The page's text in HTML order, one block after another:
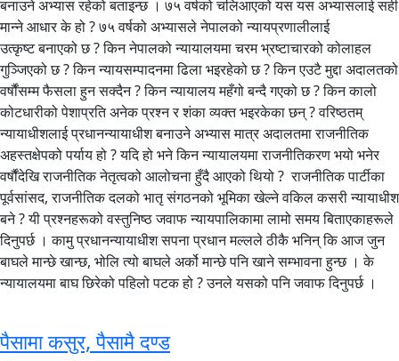
बनाउने अभ्यास रहेको बताइन्छ । ७५ वर्षको चलिआएको यस यस अभ्यासलाई सही
मान्ने आधार के हो ? ७५ वर्षको अभ्यासले नेपालको न्यायप्रणालीलाई
उत्कृष्ट बनाएको छ ? किन नेपालको न्यायालयमा चरम भ्रष्टाचारको कोलाहल
गुञ्जिएको छ ? किन न्यायसम्पादनमा ढिला भइरहेको छ ? किन एउटै मुद्दा अदालतको
वर्षौंसम्म फैसला हुन सक्दैन ? किन न्यायालय महँगो बन्दै गएको छ ? किन कालो
कोटधारीको पेशाप्रति अनेक प्रश्न र शंका व्यक्त भइरकेका छन् ? वरिष्ठतम्
न्यायाधीशलाई प्रधानन्यायाधीश बनाउने अभ्यास मात्र अदालतमा राजनीतिक
अहस्तक्षेपको पर्याय हो ? यदि हो भने किन न्यायालयमा राजनीतिकरण भयो भनेर
वर्षौंदेखि राजनीतिक नेतृत्वको आलोचना हुँदै आएको थियो ? राजनीतिक पार्टीका
पूर्वसांसद, राजनीतिक दलको भातृ संगठनको भूमिका खेल्ने वकिल कसरी न्यायाधीश
बने ? यी प्रश्नहरूको वस्तुनिष्ठ जवाफ न्यायपालिकामा लामो समय बिताएकाहरूले
दिनुपर्छ । कामु प्रधानन्यायाधीश सपना प्रधान मल्लले ठीकै भनिन् कि आज जुन
बाघले मान्छे खान्छ, भोलि त्यो बाघले अर्को मान्छे पनि खाने सम्भावना हुन्छ । के
न्यायालयमा बाघ छिरेको पहिलो पटक हो ? उनले यसको पनि जवाफ दिनुपर्छ ।
पैसामा कसुर, पैसामै दण्ड